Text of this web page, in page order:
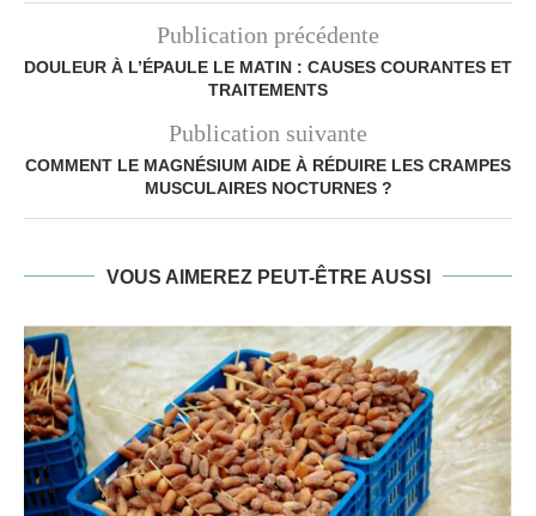
Publication précédente
DOULEUR À L’ÉPAULE LE MATIN : CAUSES COURANTES ET
TRAITEMENTS
Publication suivante
COMMENT LE MAGNÉSIUM AIDE À RÉDUIRE LES CRAMPES
MUSCULAIRES NOCTURNES ?
VOUS AIMEREZ PEUT-ÊTRE AUSSI